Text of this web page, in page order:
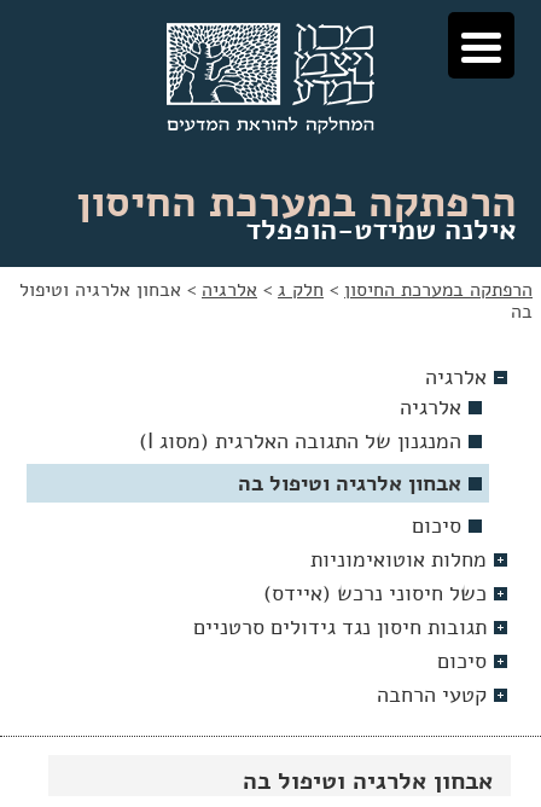
דלג
לתוכן
דלג
לניווט
הרפתקה במערכת החיסון
אילנה שמידט-הופפלד
הרפתקה במערכת החיסון > חלק ג > אלרגיה > אבחון אלרגיה וטיפול
בה
אבחון אלרגיה וטיפול בה
אלרגיה
אלרגיה
המנגנון של התגובה האלרגית (מסוג I)
אבחון אלרגיה וטיפול בה
סיכום
מחלות אוטואימוניות
כשל חיסוני נרכש (איידס)
תגובות חיסון נגד גידולים סרטניים
סיכום
קטעי הרחבה